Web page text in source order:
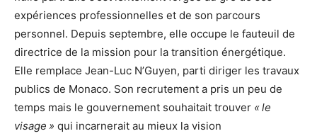
expériences professionnelles et de son parcours
personnel. Depuis septembre, elle occupe le fauteuil de
directrice de la mission pour la transition énergétique.
Elle remplace Jean-Luc N’Guyen, parti diriger les travaux
publics de Monaco. Son recrutement a pris un peu de
temps mais le gouvernement souhaitait trouver « le
visage » qui incarnerait au mieux la vision